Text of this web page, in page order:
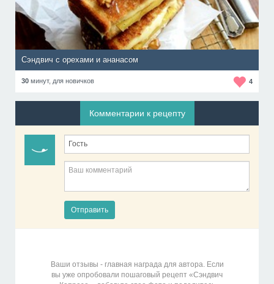
Сэндвич с орехами и ананасом
30 минут, для новичков 4
Комментарии к рецепту
Отправить
Ваши отзывы - главная награда для автора. Если
вы уже опробовали пошаговый рецепт «Сэндвич